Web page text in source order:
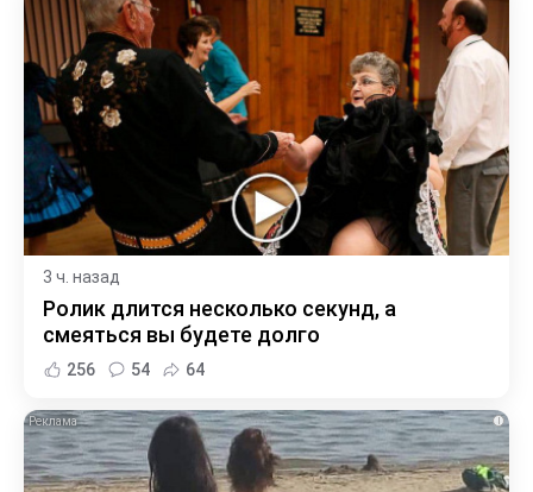
3 ч. назад
Ролик длится несколько секунд, а
смеяться вы будете долго
256 54 64
i